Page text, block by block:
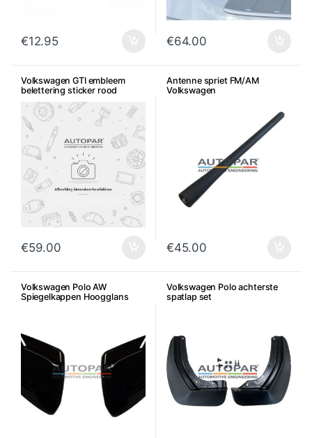
€12.95 €64.00
Volkswagen GTI embleem
belettering sticker rood
€59.00
Antenne spriet FM/AM
Volkswagen
€45.00
Volkswagen Polo AW
Spiegelkappen Hoogglans
Volkswagen Polo achterste
spatlap set